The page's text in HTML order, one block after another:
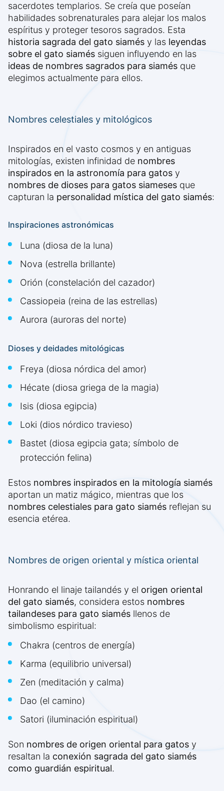
sacerdotes templarios. Se creía que poseían
habilidades sobrenaturales para alejar los malos
espíritus y proteger tesoros sagrados. Esta
historia sagrada del gato siamés y las leyendas
sobre el gato siamés siguen influyendo en las
ideas de nombres sagrados para siamés que
elegimos actualmente para ellos.
Nombres celestiales y mitológicos
Inspirados en el vasto cosmos y en antiguas
mitologías, existen infinidad de nombres
inspirados en la astronomía para gatos y
nombres de dioses para gatos siameses que
capturan la personalidad mística del gato siamés:
Inspiraciones astronómicas
Luna (diosa de la luna)
Nova (estrella brillante)
Orión (constelación del cazador)
Cassiopeia (reina de las estrellas)
Aurora (auroras del norte)
Dioses y deidades mitológicas
Freya (diosa nórdica del amor)
Hécate (diosa griega de la magia)
Isis (diosa egipcia)
Loki (dios nórdico travieso)
Bastet (diosa egipcia gata; símbolo de
protección felina)
Estos nombres inspirados en la mitología siamés
aportan un matiz mágico, mientras que los
nombres celestiales para gato siamés reflejan su
esencia etérea.
Nombres de origen oriental y mística oriental
Honrando el linaje tailandés y el origen oriental
del gato siamés, considera estos nombres
tailandeses para gato siamés llenos de
simbolismo espiritual:
Chakra (centros de energía)
Karma (equilibrio universal)
Zen (meditación y calma)
Dao (el camino)
Satori (iluminación espiritual)
Son nombres de origen oriental para gatos y
resaltan la conexión sagrada del gato siamés
como guardián espiritual.